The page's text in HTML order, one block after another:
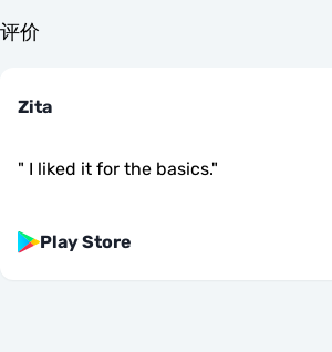
评价
Zita
" I liked it for the basics."
Play Store